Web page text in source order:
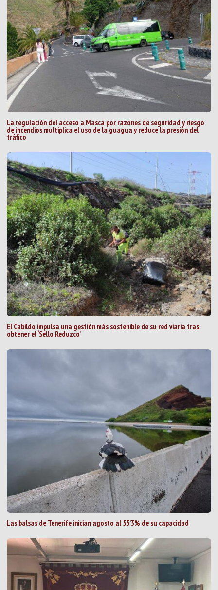
La regulación del acceso a Masca por razones de seguridad y riesgo
de incendios multiplica el uso de la guagua y reduce la presión del
tráfico
El Cabildo impulsa una gestión más sostenible de su red viaria tras
obtener el ‘Sello Reduzco’
Las balsas de Tenerife inician agosto al 55’3% de su capacidad